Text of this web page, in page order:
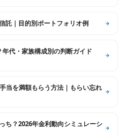
託｜目的別ポートフォリオ例
代・家族構成別の判断ガイド
当を満額もらう方法｜もらい忘れ
ち？2026年金利動向シミュレーシ